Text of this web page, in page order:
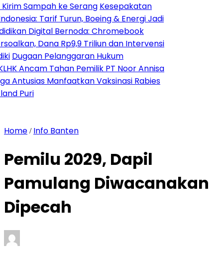
ke Serang Kesepakatan
Tarif Turun, Boeing & Energi Jadi
Bernoda: Chromebook
Dana Rp9,9 Triliun dan Intervensi
Pelanggaran Hukum
Tahan Pemilik PT Noor Annisa
Manfaatkan Vaksinasi Rabies
Home / Info Banten
Pemilu 2029, Dapil
Pamulang Diwacanakan
Dipecah